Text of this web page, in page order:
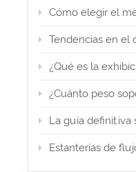
Cómo elegir el mejor entrepiso para
Tendencias en el diseño de
¿Qué es la exhibición en tiendas
¿Cuánto peso soporta una
La guía definitiva sobre entrepisos en
Estanterías de flujo de paletas vs. estanterías Push Back: ¿cuál